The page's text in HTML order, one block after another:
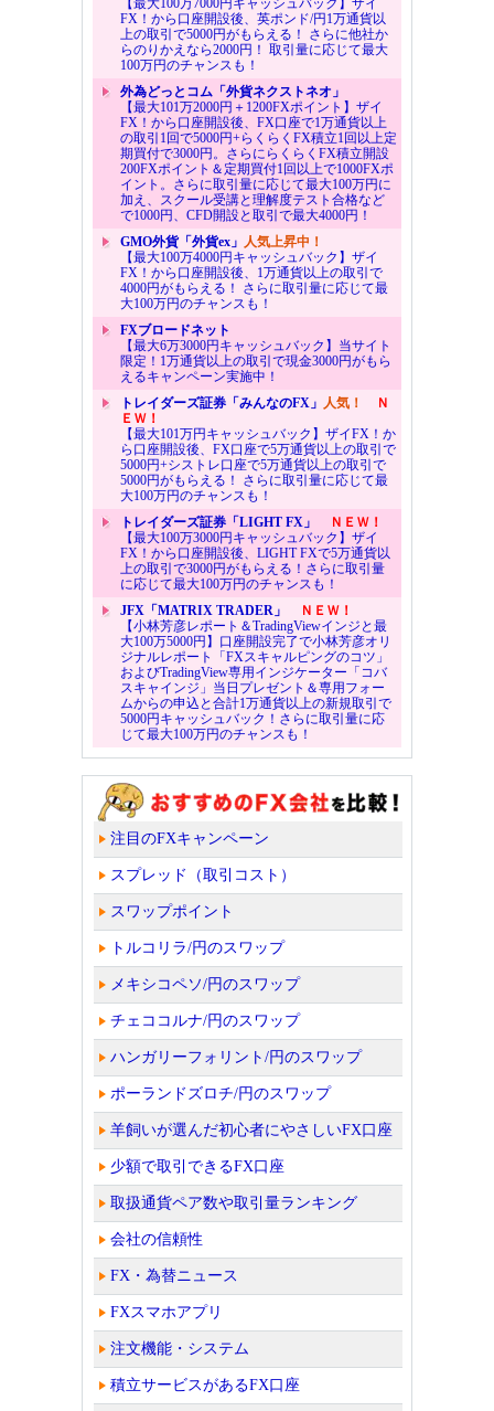
FX！から口座開設後、英ポンド/円1万通貨以
上の取引で5000円がもらえる！ さらに他社か
らのりかえなら2000円！ 取引量に応じて最大
100万円のチャンスも！
外為どっとコム「外貨ネクストネオ」
【最大101万2000円＋1200FXポイント】ザイ
FX！から口座開設後、FX口座で1万通貨以上
の取引1回で5000円+らくらくFX積立1回以上定
期買付で3000円。さらにらくらくFX積立開設
200FXポイント＆定期買付1回以上で1000FXポ
イント。さらに取引量に応じて最大100万円に
加え、スクール受講と理解度テスト合格など
で1000円、CFD開設と取引で最大4000円！
GMO外貨「外貨ex」 人気上昇中！
【最大100万4000円キャッシュバック】ザイ
FX！から口座開設後、1万通貨以上の取引で
4000円がもらえる！ さらに取引量に応じて最
大100万円のチャンスも！
FXブロードネット
【最大6万3000円キャッシュバック】当サイト
限定！1万通貨以上の取引で現金3000円がもら
えるキャンペーン実施中！
トレイダーズ証券「みんなのFX」 人気！
Ｎ
ＥＷ！
【最大101万円キャッシュバック】ザイFX！か
ら口座開設後、FX口座で5万通貨以上の取引で
5000円+シストレ口座で5万通貨以上の取引で
5000円がもらえる！ さらに取引量に応じて最
大100万円のチャンスも！
トレイダーズ証券「LIGHT FX」
ＮＥＷ！
【最大100万3000円キャッシュバック】ザイ
FX！から口座開設後、LIGHT FXで5万通貨以
上の取引で3000円がもらえる！さらに取引量
に応じて最大100万円のチャンスも！
JFX「MATRIX TRADER」
ＮＥＷ！
【小林芳彦レポート＆TradingViewインジと最
大100万5000円】口座開設完了で小林芳彦オリ
ジナルレポート「FXスキャルピングのコツ」
およびTradingView専用インジケーター「コバ
スキャインジ」当日プレゼント＆専用フォー
ムからの申込と合計1万通貨以上の新規取引で
5000円キャッシュバック！さらに取引量に応
じて最大100万円のチャンスも！
注目のFXキャンペーン
スプレッド（取引コスト）
スワップポイント
トルコリラ/円のスワップ
メキシコペソ/円のスワップ
チェココルナ/円のスワップ
ハンガリーフォリント/円のスワップ
ポーランドズロチ/円のスワップ
羊飼いが選んだ初心者にやさしいFX口座
少額で取引できるFX口座
取扱通貨ペア数や取引量ランキング
会社の信頼性
FX・為替ニュース
FXスマホアプリ
注文機能・システム
積立サービスがあるFX口座